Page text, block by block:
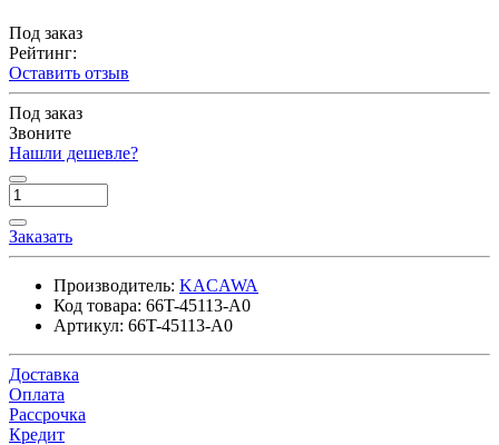
Под заказ
Рейтинг:
Оставить отзыв
Под заказ
Звоните
Нашли дешевле?
Заказать
Производитель: KACAWA
Код товара: 66T-45113-A0
Артикул: 66T-45113-A0
Доставка
Оплата
Рассрочка
Кредит